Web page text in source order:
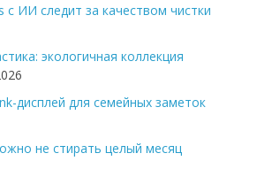
с ИИ следит за качеством чистки
экологичная коллекция
дисплей для семейных заметок
не стирать целый месяц